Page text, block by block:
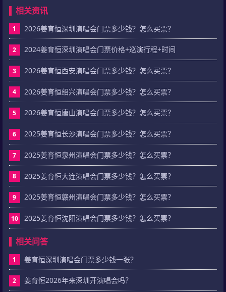
相关资讯
1 2026姜育恒深圳演唱会门票多少钱？怎么买票？
2 2024姜育恒深圳演唱会门票价格+巡演行程+时间
3 2026姜育恒西安演唱会门票多少钱？怎么买票？
4 2026姜育恒绍兴演唱会门票多少钱？怎么买票？
5 2026姜育恒唐山演唱会门票多少钱？怎么买票？
6 2025姜育恒长沙演唱会门票多少钱？怎么买票？
7 2025姜育恒泉州演唱会门票多少钱？怎么买票？
8 2025姜育恒大连演唱会门票多少钱？怎么买票？
9 2025姜育恒赣州演唱会门票多少钱？怎么买票？
10 2025姜育恒沈阳演唱会门票多少钱？怎么买票？
相关问答
1 姜育恒深圳演唱会门票多少钱一张？
2 姜育恒2026年来深圳开演唱会吗？